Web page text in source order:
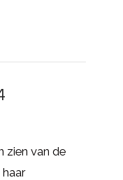
zien van de